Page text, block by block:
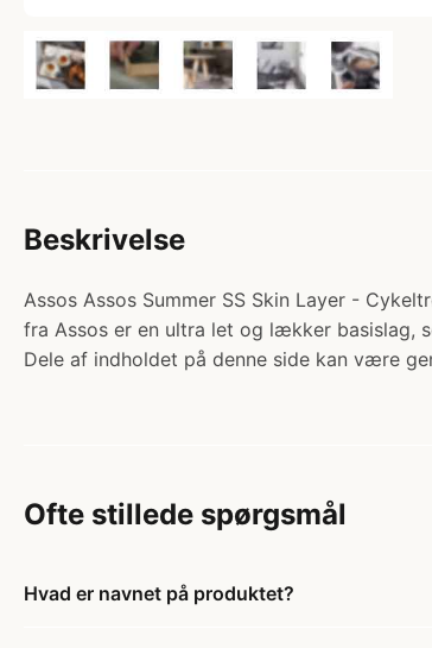
Beskrivelse
Assos Assos Summer SS Skin Layer -
fra Assos er en ultra let og lækker basislag,
Dele af indholdet på denne side kan være
Ofte stillede spørgsmål
Hvad er navnet på produktet?